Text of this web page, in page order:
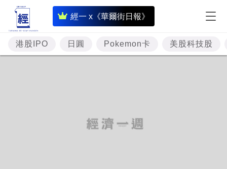
經一 x《華爾街日報》
即
時
財
經
港股IPO 日圓 Pokemon卡 美股科技股